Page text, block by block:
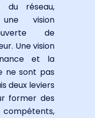
du réseau,
vision
de
Une vision
et la
ne sont pas
deux leviers
former des